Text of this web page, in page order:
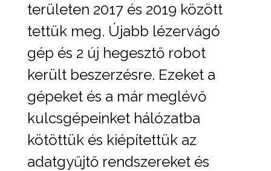
területen 2017 és 2019 között
tettük meg. Újabb lézervágó
gép és 2 új hegesztő robot
került beszerzésre. Ezeket a
gépeket és a már meglévő
kulcsgépeinket hálózatba
kötöttük és kiépítettük az
adatgyűjtő rendszereket és